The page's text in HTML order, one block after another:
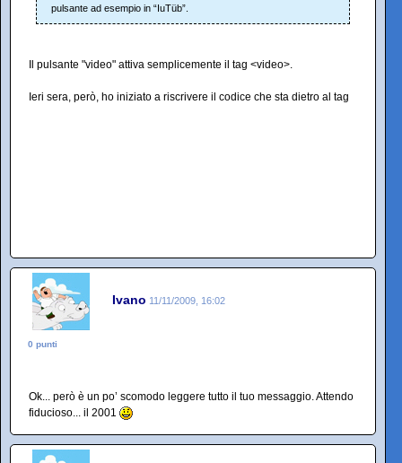
pulsante ad esempio in “IuTüb”.
Il pulsante "video" attiva semplicemente il tag <video>.
Ieri sera, però, ho iniziato a riscrivere il codice che sta dietro al tag
Ivano 11/11/2009, 16:02
0 punti
Ok... però è un po’ scomodo leggere tutto il tuo messaggio. Attendo
fiducioso... il 2001